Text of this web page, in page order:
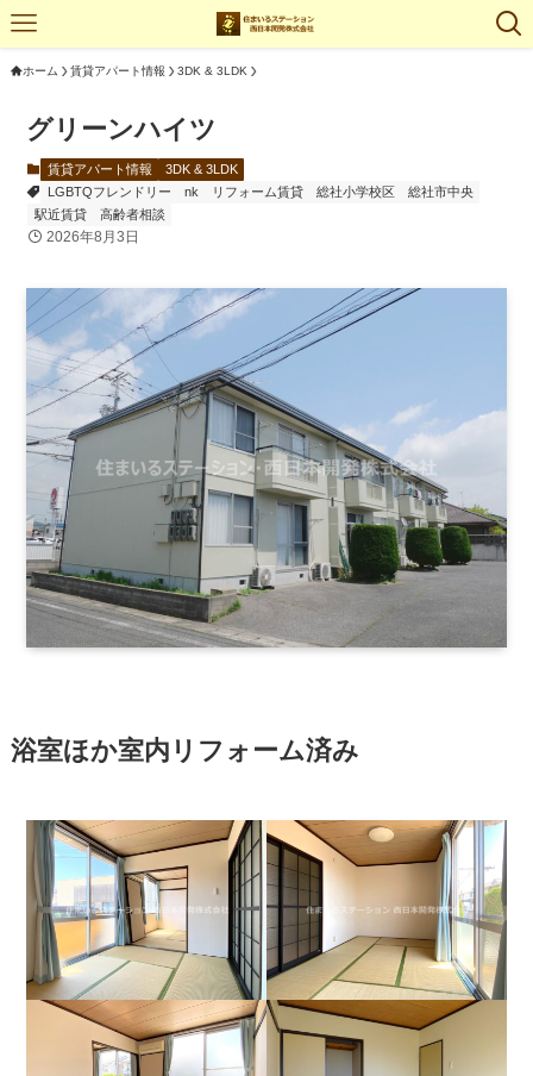
ホーム 賃貸アパート情報 3DK & 3LDK
グリーンハイツ
賃貸アパート情報
3DK & 3LDK
LGBTQフレンドリー
nk リフォーム賃貸 総社小学校区
総社市中央
駅近賃貸
高齢者相談
2026年8月3日
浴室ほか室内リフォーム済み